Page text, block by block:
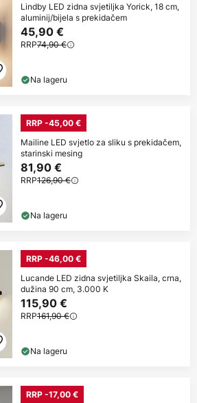
Lindby LED zidna svjetiljka Yorick, 18 cm,
aluminij/bijela s prekidačem
45,90 €
RRP74,90 €
Na lageru
RRP -45,00 €
Mailine LED svjetlo za sliku s prekidačem,
starinski mesing
81,90 €
RRP126,90 €
Na lageru
RRP -46,00 €
Lucande LED zidna svjetiljka Skaila, crna,
dužina 90 cm, 3.000 K
115,90 €
RRP161,90 €
Na lageru
RRP -17,00 €